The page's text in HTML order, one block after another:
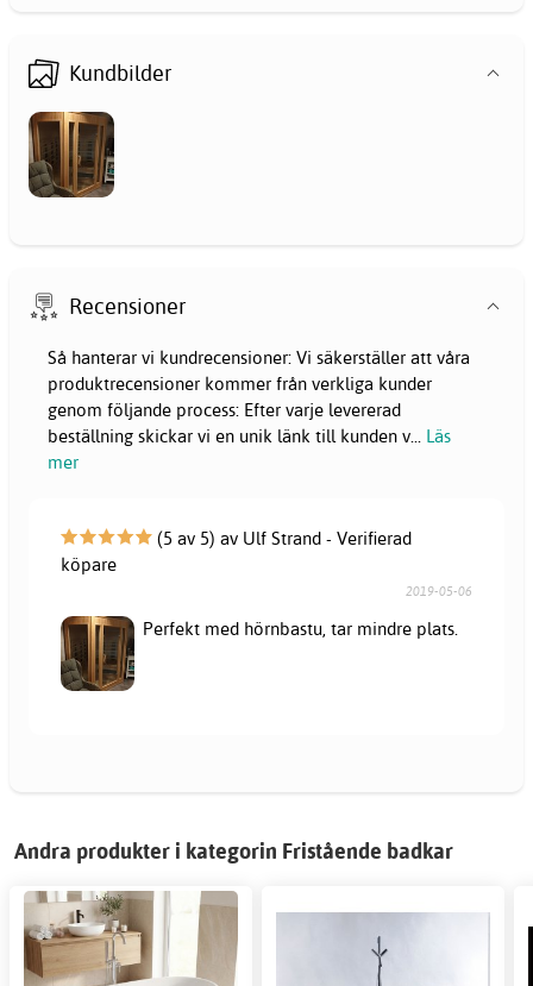
Kundbilder
Recensioner
Så hanterar vi kundrecensioner: Vi säkerställer att våra
produktrecensioner kommer från verkliga kunder
genom följande process: Efter varje levererad
beställning skickar vi en unik länk till kunden v... Läs
mer
(5 av 5) av Ulf Strand - Verifierad
köpare
2019-05-06
Perfekt med hörnbastu, tar mindre plats.
Andra produkter i kategorin Fristående badkar